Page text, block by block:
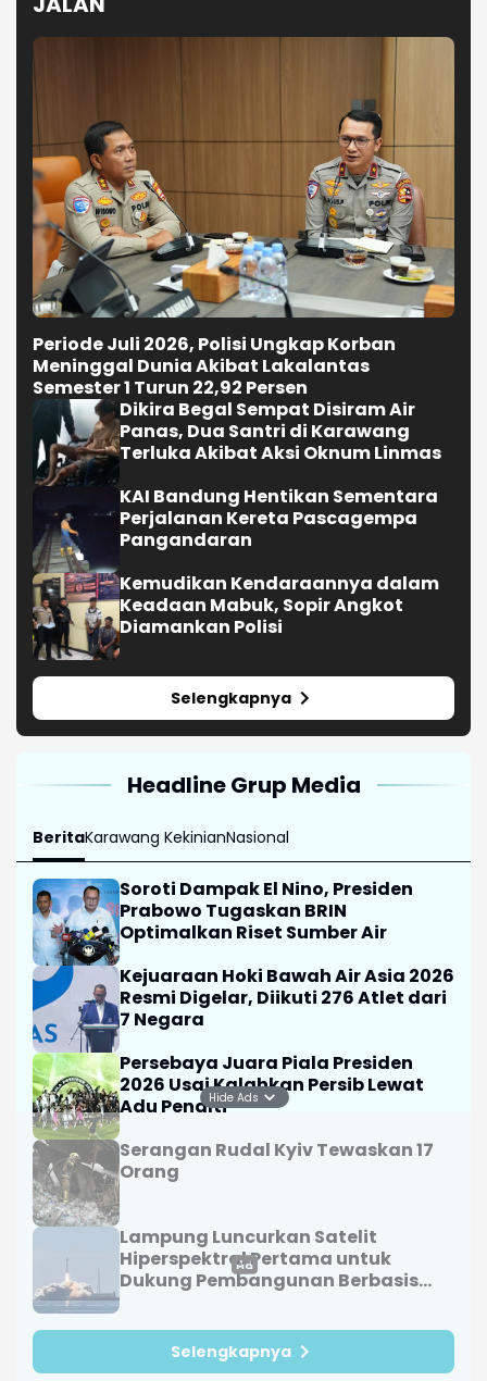
Periode Juli 2026, Polisi Ungkap Korban
Meninggal Dunia Akibat Lakalantas
Semester 1 Turun 22,92 Persen
Dikira Begal Sempat Disiram Air
Panas, Dua Santri di Karawang
Terluka Akibat Aksi Oknum Linmas
KAI Bandung Hentikan Sementara
Perjalanan Kereta Pascagempa
Pangandaran
Kemudikan Kendaraannya dalam
Keadaan Mabuk, Sopir Angkot
Diamankan Polisi
Selengkapnya
Headline Grup Media
BeritaKarawang KekinianNasional
Soroti Dampak El Nino, Presiden
Prabowo Tugaskan BRIN
Optimalkan Riset Sumber Air
Kejuaraan Hoki Bawah Air Asia 2026
Resmi Digelar, Diikuti 276 Atlet dari
7 Negara
Persebaya Juara Piala Presiden
2026 Usai Kalahkan Persib Lewat
Adu Penalti
Serangan Rudal Kyiv Tewaskan 17
Orang
Lampung Luncurkan Satelit
Hiperspektral Pertama untuk
Dukung Pembangunan Berbasis
Selengkapnya
Hide Ads